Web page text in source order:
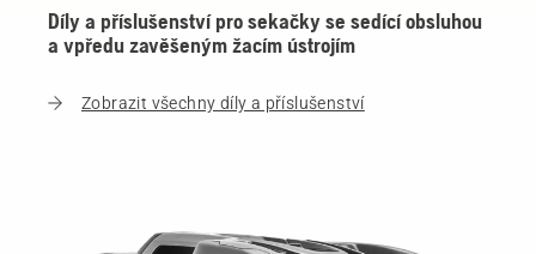
Díly a příslušenství pro sekačky se sedící obsluhou
a vpředu zavěšeným žacím ústrojím
Zobrazit všechny díly a příslušenství